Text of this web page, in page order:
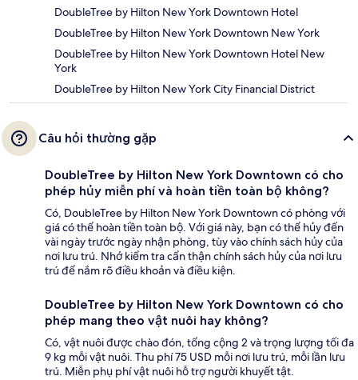
DoubleTree by Hilton New York Downtown Hotel
DoubleTree by Hilton New York Downtown New York
DoubleTree by Hilton New York Downtown Hotel New
York
DoubleTree by Hilton New York City Financial District
Câu hỏi thường gặp
DoubleTree by Hilton New York Downtown có cho
phép hủy miễn phí và hoàn tiền toàn bộ không?
Có, DoubleTree by Hilton New York Downtown có phòng với
giá có thể hoàn tiền toàn bộ. Với giá này, bạn có thể hủy đến
vài ngày trước ngày nhận phòng, tùy vào chính sách hủy của
nơi lưu trú. Nhớ kiểm tra cẩn thận chính sách hủy của nơi lưu
trú để nắm rõ điều khoản và điều kiện.
DoubleTree by Hilton New York Downtown có cho
phép mang theo vật nuôi hay không?
Có, vật nuôi được chào đón, tổng cộng 2 và trọng lượng tối đa
9 kg mỗi vật nuôi. Thu phí 75 USD mỗi nơi lưu trú, mỗi lần lưu
trú. Miễn phụ phí vật nuôi hỗ trợ người khuyết tật.